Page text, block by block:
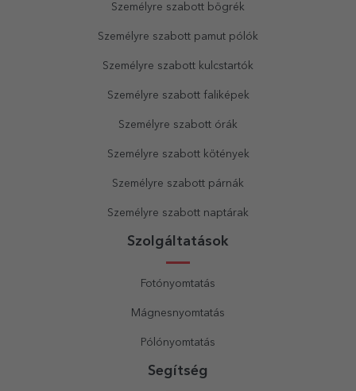
Személyre szabott bögrék
Személyre szabott pamut pólók
Személyre szabott kulcstartók
Személyre szabott faliképek
Személyre szabott órák
Személyre szabott kötények
Személyre szabott párnák
Személyre szabott naptárak
Szolgáltatások
Fotónyomtatás
Mágnesnyomtatás
Pólónyomtatás
Segítség